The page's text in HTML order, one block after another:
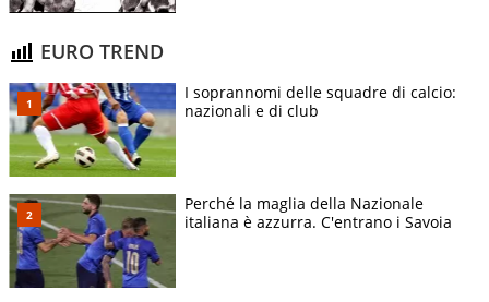
EURO TREND
I soprannomi delle squadre di calcio:
nazionali e di club
Perché la maglia della Nazionale
italiana è azzurra. C'entrano i Savoia